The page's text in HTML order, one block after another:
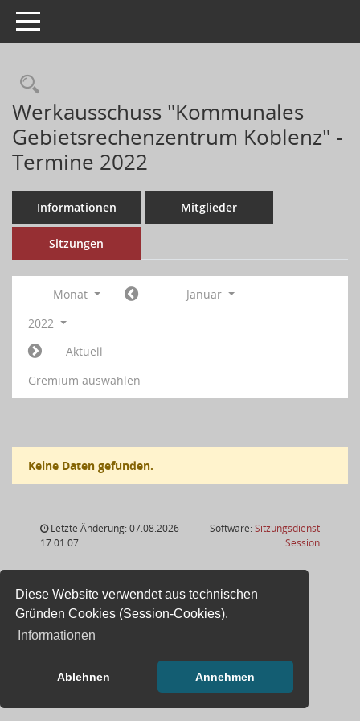
Diese Website verwendet aus technischen
Gründen Cookies (Session-Cookies).
Informationen
Ablehnen Annehmen
Toggle navigation
Werkausschuss "Kommunales
Gebietsrechenzentrum Koblenz" -
Termine 2022
Informationen Mitglieder
Sitzungen
Monat
Januar
2022
Aktuell
Gremium auswählen
Keine Daten gefunden.
Letzte Änderung: 07.08.2026
17:01:07
Software:Sitzungsdienst
Session(Wird in